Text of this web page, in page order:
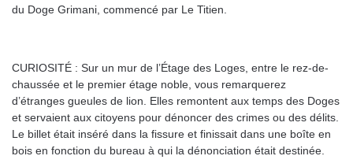
du Doge Grimani, commencé par Le Titien.
CURIOSITÉ : Sur un mur de l’Étage des Loges, entre le rez-de-
chaussée et le premier étage noble, vous remarquerez
d’étranges gueules de lion. Elles remontent aux temps des Doges
et servaient aux citoyens pour dénoncer des crimes ou des délits.
Le billet était inséré dans la fissure et finissait dans une boîte en
bois en fonction du bureau à qui la dénonciation était destinée.